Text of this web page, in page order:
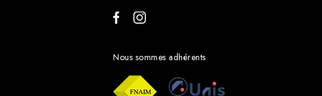
Nous sommes adhérents